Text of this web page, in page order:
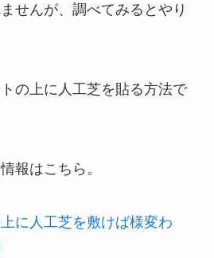
せんが、調べてみるとやり
の上に人工芝を貼る方法で
報はこちら。
に人工芝を敷けば様変わ